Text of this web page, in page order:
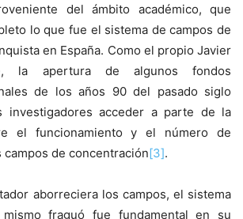
del ámbito académico, que
lo que fue el sistema de campos de
en España. Como el propio Javier
la apertura de algunos fondos
de los años 90 del pasado siglo
investigadores acceder a parte de la
el funcionamiento y el número de
de concentración[3].
aborreciera los campos, el sistema
fraguó fue fundamental en su